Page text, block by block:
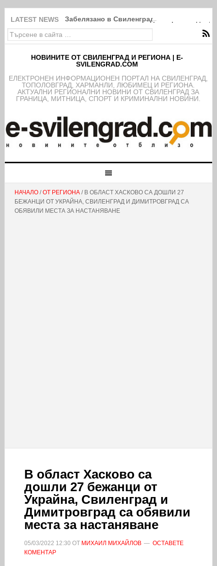
LATEST NEWS Забелязано в Свиленград: Покрити в
НОВИНИТЕ ОТ СВИЛЕНГРАД И РЕГИОНА | E-
SVILENGRAD.COM
EЛЕКТРОНЕН ИНФОРМАЦИОНЕН ПОРТАЛ НА СВИЛЕНГРАД,
ТОПОЛОВГРАД, ХАРМАНЛИ, ЛЮБИМЕЦ И РЕГИОНА.
АКТУАЛНИ РЕГИОНАЛНИ НОВИНИ ОТ СВИЛЕНГРАД ЗА
ГРАНИЦА, МИТНИЦА, СПОРТ И КРИМИНАЛНИ НОВИНИ.
НАЧАЛО/ОТ РЕГИОНА/ В ОБЛАСТ ХАСКОВО СА ДОШЛИ 27
БЕЖАНЦИ ОТ УКРАЙНА, СВИЛЕНГРАД И ДИМИТРОВГРАД СА
ОБЯВИЛИ МЕСТА ЗА НАСТАНЯВАНЕ
В област Хасково са
дошли 27 бежанци от
Украйна, Свиленград и
Димитровград са обявили
места за настаняване
05/03/2022 12:30 ОТ МИХАИЛ МИХАЙЛОВ
ОСТАВЕТЕ
КОМЕНТАР